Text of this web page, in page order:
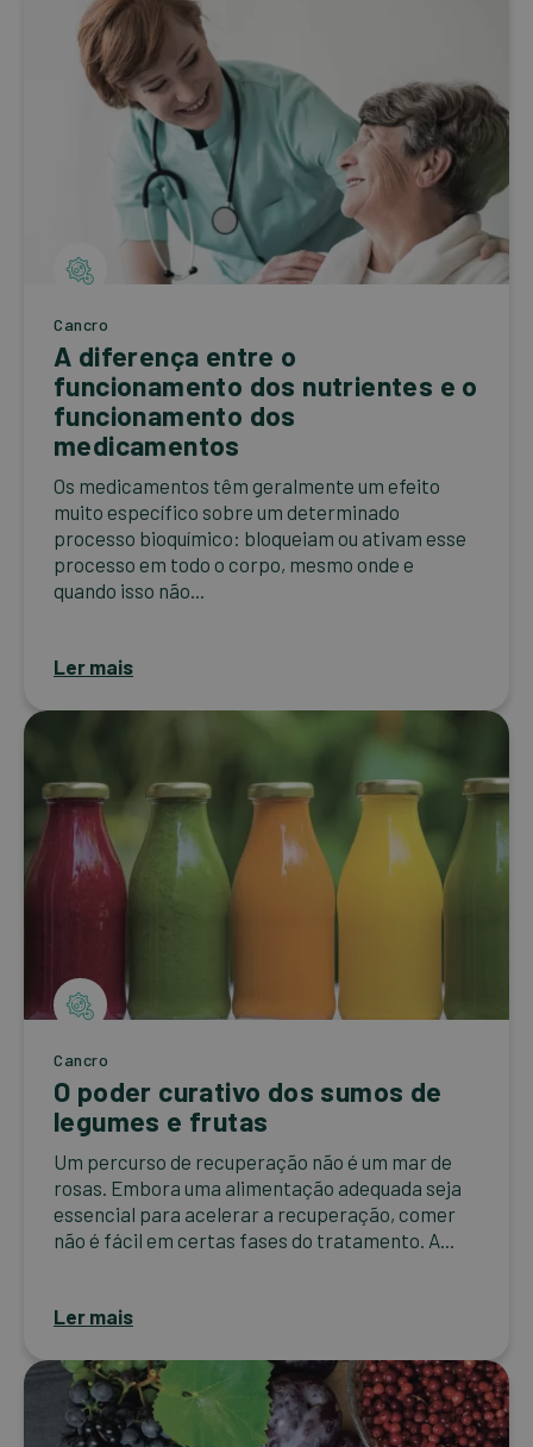
Cancro
A diferença entre o
funcionamento dos nutrientes e o
funcionamento dos
medicamentos
Os medicamentos têm geralmente um efeito
muito específico sobre um determinado
processo bioquímico: bloqueiam ou ativam esse
processo em todo o corpo, mesmo onde e
quando isso não...
Ler mais
Cancro
O poder curativo dos sumos de
legumes e frutas
Um percurso de recuperação não é um mar de
rosas. Embora uma alimentação adequada seja
essencial para acelerar a recuperação, comer
não é fácil em certas fases do tratamento. A...
Ler mais